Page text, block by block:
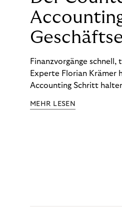
Finanzvorgänge
Experte Florian Krämer
Accounting Schritt
MEHR LESEN